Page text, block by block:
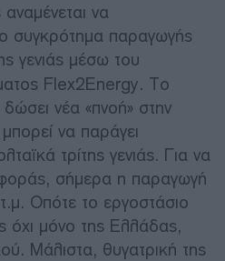
να
συγκρότημα παραγωγής
γενιάς μέσω του
Flex2Energy. Το
νέα «πνοή» στην
να παράγει
τρίτης γενιάς. Για να
σήμερα η παραγωγή
Οπότε το εργοστάσιο
όχι μόνο της Ελλάδας,
Μάλιστα, θυγατρική της